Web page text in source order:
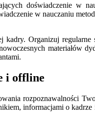
doświadczenie w
w nauczaniu
Organizuj
materiałów
i offline
rozpoznawalności
informacjami o